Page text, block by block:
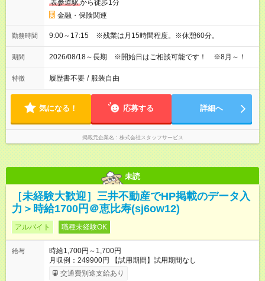
表参道駅から徒歩1分
金融・保険関連
勤務時間 9:00～17:15 ※残業は月15時間程度。※休憩60分。
期間 2026/08/18～長期 ※開始日はご相談可能です！ ※8月～！
特徴 履歴書不要 / 服装自由
気になる！ 応募する 詳細へ
掲載元企業名 株式会社スタッフサービス
未読
［未経験大歓迎］三井不動産でHP掲載のデータ入
力＞時給1700円＠恵比寿(sj6ow12)
アルバイト 職種未経験OK
給与
時給1,700円～1,700円
月収例：249900円 【試用期間】試用期間なし
交通費別途支給あり